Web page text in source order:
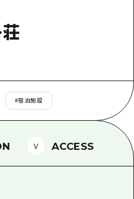
ケット
FREE Wi-Fi
外国人旅行者向け情報一
ガイド
者の皆さま
#宿泊施設
ACCESS